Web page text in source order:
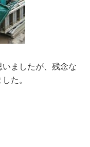
ましたが、残念な
た。